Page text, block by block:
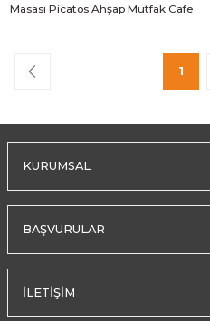
Masası Picatos Ahşap Mutfak Cafe
1
KURUMSAL
BAŞVURULAR
İLETİŞİM